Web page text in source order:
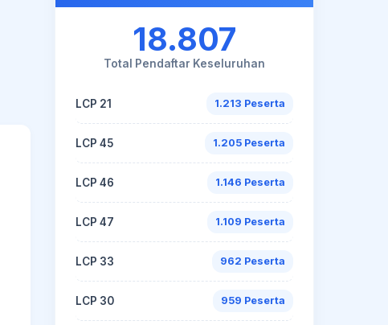
18.807
Total Pendaftar Keseluruhan
LCP 21 1.213 Peserta
LCP 45 1.205 Peserta
LCP 46 1.146 Peserta
LCP 47 1.109 Peserta
LCP 33 962 Peserta
LCP 30 959 Peserta